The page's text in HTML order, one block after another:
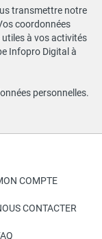
transmettre notre
coordonnées
à vos activités
Infopro Digital à
personnelles.
COMPTE
CONTACTER